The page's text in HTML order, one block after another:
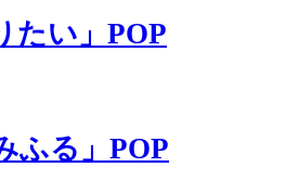
たい」POP
ふる」POP